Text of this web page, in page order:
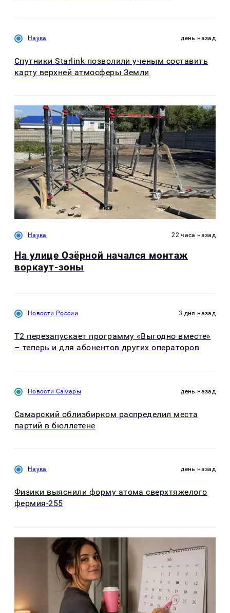
Наука день назад
Спутники Starlink позволили ученым составить
карту верхней атмосферы Земли
Наука 22 часа назад
На улице Озëрной начался монтаж
воркаут-зоны
Новости России 3 дня назад
Т2 перезапускает программу «Выгодно вместе»
– теперь и для абонентов других операторов
Новости Самары день назад
Самарский облизбирком распределил места
партий в бюллетене
Наука день назад
Физики выяснили форму атома сверхтяжелого
фермия-255